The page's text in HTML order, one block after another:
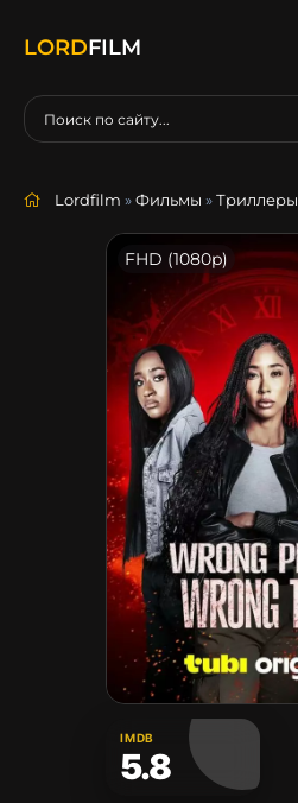
LORDFILM
Lordfilm »Фильмы »Триллеры
FHD (1080p)
IMDB
5.8